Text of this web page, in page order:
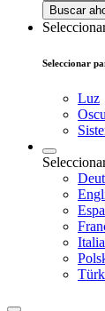
Buscar
Seleccionar
Luz